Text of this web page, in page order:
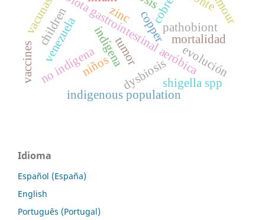
cobre
zinc
microbiota gastrointestinal aeróbica
copper
dysbiosis
pathobiont
mortalidad
indígena
no indígena
niños
venezuela
indigenous population
children
vacunas
shigella spp
vaccines tumor evolución
Idioma
Español (España)
English
Português (Portugal)